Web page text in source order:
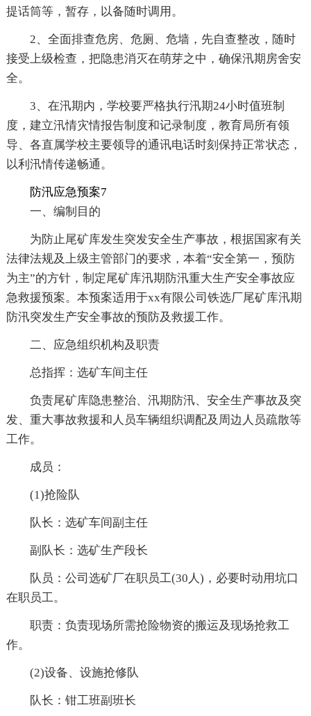
提话筒等，暂存，以备随时调用。
2、全面排查危房、危厕、危墙，先自查整改，随时
接受上级检查，把隐患消灭在萌芽之中，确保汛期房舍安
全。
3、在汛期内，学校要严格执行汛期24小时值班制
度，建立汛情灾情报告制度和记录制度，教育局所有领
导、各直属学校主要领导的通讯电话时刻保持正常状态，
以利汛情传递畅通。
防汛应急预案7
一、编制目的
为防止尾矿库发生突发安全生产事故，根据国家有关
法律法规及上级主管部门的要求，本着“安全第一，预防
为主”的方针，制定尾矿库汛期防汛重大生产安全事故应
急救援预案。本预案适用于xx有限公司铁选厂尾矿库汛期
防汛突发生产安全事故的预防及救援工作。
二、应急组织机构及职责
总指挥：选矿车间主任
负责尾矿库隐患整治、汛期防汛、安全生产事故及突
发、重大事故救援和人员车辆组织调配及周边人员疏散等
工作。
成员：
(1)抢险队
队长：选矿车间副主任
副队长：选矿生产段长
队员：公司选矿厂在职员工(30人)，必要时动用坑口
在职员工。
职责：负责现场所需抢险物资的搬运及现场抢救工
作。
(2)设备、设施抢修队
队长：钳工班副班长